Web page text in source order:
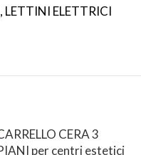
, LETTINI ELETTRICI